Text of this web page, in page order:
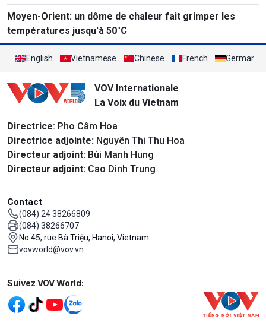
Moyen-Orient: un dôme de chaleur fait grimper les
températures jusqu'à 50°C
English Vietnamese Chinese French German
VOV Internationale
La Voix du Vietnam
Directrice: Pho Câm Hoa
Directrice adjointe: Nguyên Thi Thu Hoa
Directeur adjoint: Bùi Manh Hung
Directeur adjoint: Cao Dinh Trung
Contact
(084) 24 38266809
(084) 38266707
No 45, rue Bà Triệu, Hanoi, Vietnam
vovworld@vov.vn
Mạng xã hội
Suivez VOV World: